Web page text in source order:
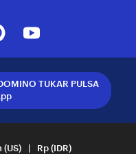
Pinterest
TUKAR PULSA
| Rp (IDR)